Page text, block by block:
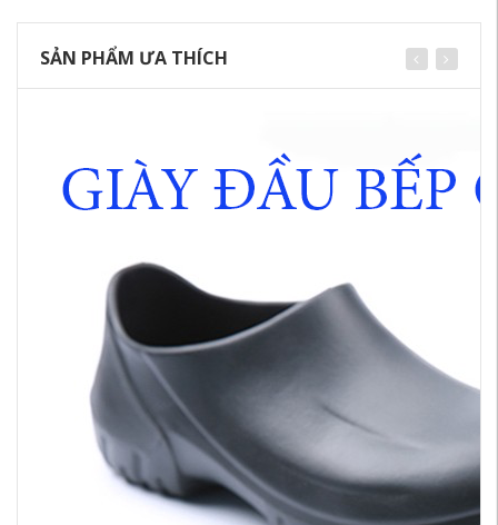
SẢN PHẨM ƯA THÍCH